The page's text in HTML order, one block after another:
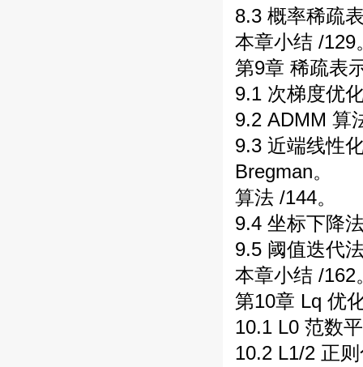
8.3 概率稀疏
本章小结 /129
第9章 稀疏表
9.1 次梯度优
9.2 ADMM 算
9.3 近端线性
Bregman。
算法 /144。
9.4 坐标下降
9.5 阈值迭代
本章小结 /162
第10章 Lq 优
10.1 L0 范数
10.2 L1/2 正